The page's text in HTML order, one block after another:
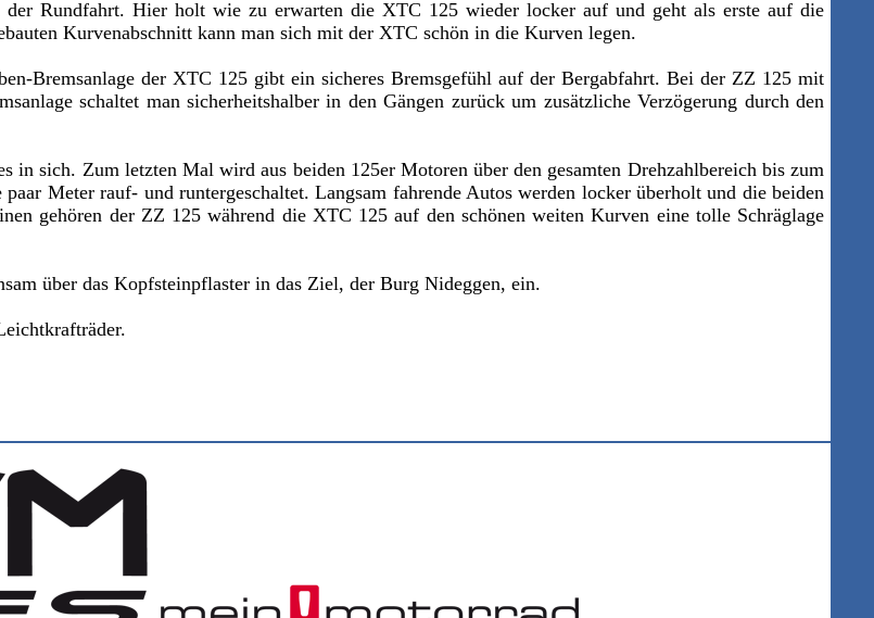
Rundfahrt. Hier holt wie zu erwarten die XTC 125 wieder locker auf und geht als erste auf die
Kurvenabschnitt kann man sich mit der XTC schön in die Kurven legen.
Bremsanlage der XTC 125 gibt ein sicheres Bremsgefühl auf der Bergabfahrt. Bei der ZZ 125 mit
schaltet man sicherheitshalber in den Gängen zurück um zusätzliche Verzögerung durch den
in sich. Zum letzten Mal wird aus beiden 125er Motoren über den gesamten Drehzahlbereich bis zum
Meter rauf- und runtergeschaltet. Langsam fahrende Autos werden locker überholt und die beiden
gehören der ZZ 125 während die XTC 125 auf den schönen weiten Kurven eine tolle Schräglage
über das Kopfsteinpflaster in das Ziel, der Burg Nideggen, ein.